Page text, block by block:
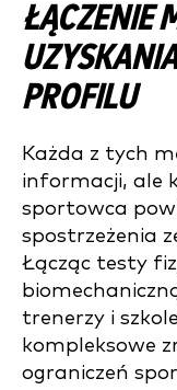
ŁĄCZENIE
PROFILU
Każda z tych
informacji, ale
sportowca
spostrzeżenia
Łącząc testy
trenerzy i
kompleksowe
ograniczeń